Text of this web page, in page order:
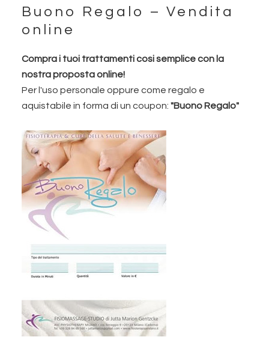
Buono Regalo – Vendita
online
Compra i tuoi trattamenti cosi semplice con la
nostra proposta online!
Per l'uso personale oppure come regalo e
aquistabile in forma di un coupon: "Buono Regalo"